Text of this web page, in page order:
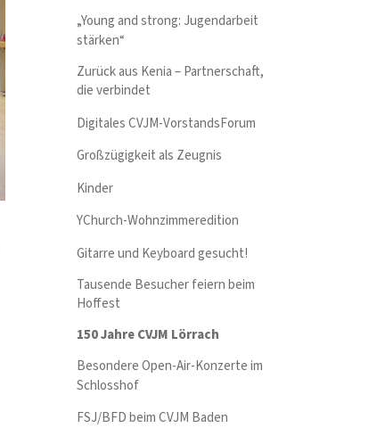
„Young and strong: Jugendarbeit
stärken“
Zurück aus Kenia – Partnerschaft,
die verbindet
Digitales CVJM-VorstandsForum
Großzügigkeit als Zeugnis
Kinder
YChurch-Wohnzimmeredition
Gitarre und Keyboard gesucht!
Tausende Besucher feiern beim
Hoffest
150 Jahre CVJM Lörrach
Besondere Open-Air-Konzerte im
Schlosshof
FSJ/BFD beim CVJM Baden